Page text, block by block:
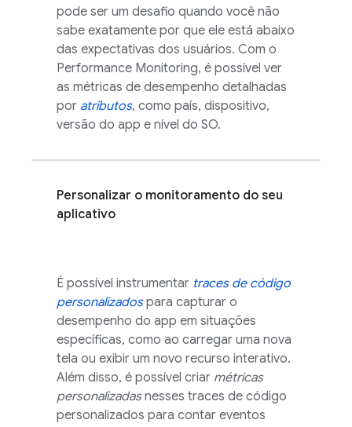
pode ser um desafio quando você não
sabe exatamente por que ele está abaixo
das expectativas dos usuários. Com o
Performance Monitoring, é possível ver
as métricas de desempenho detalhadas
por atributos, como país, dispositivo,
versão do app e nível do SO.
Personalizar o monitoramento do seu
aplicativo
É possível instrumentar traces de código
personalizadospara capturar o
desempenho do app em situações
específicas, como ao carregar uma nova
tela ou exibir um novo recurso interativo.
Além disso, é possível criar métricas
personalizadasnesses traces de código
personalizados para contar eventos